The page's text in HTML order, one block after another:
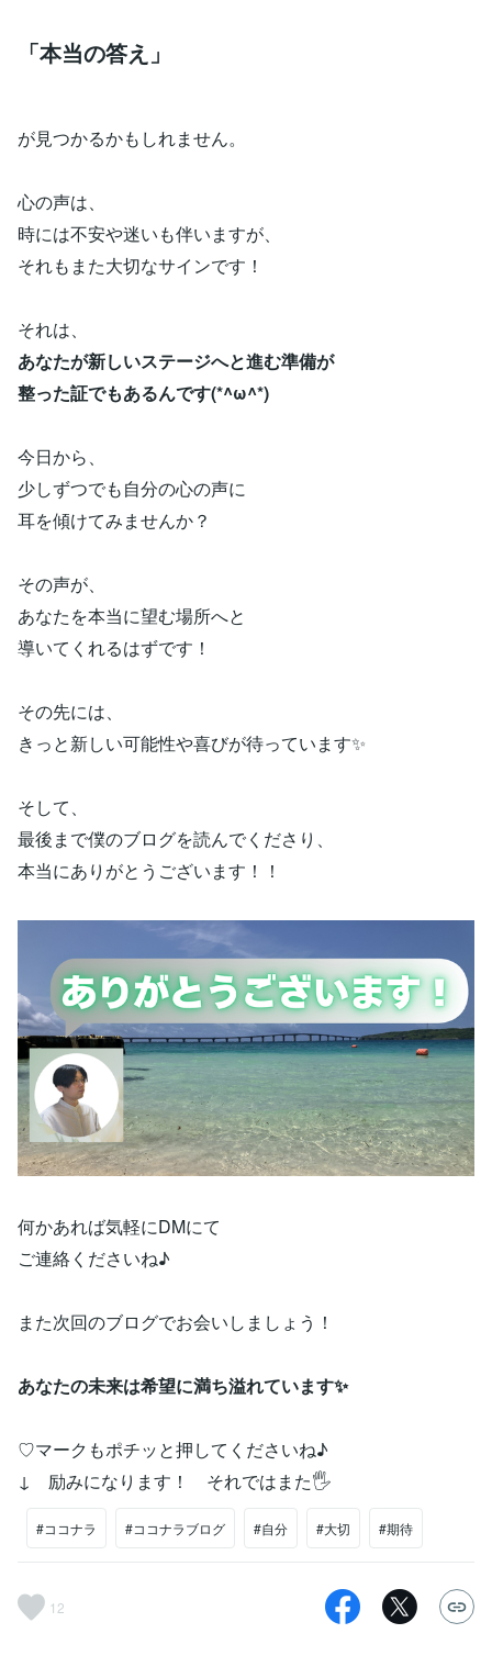
「本当の答え」
が見つかるかもしれません。
心の声は、
時には不安や迷いも伴いますが、
それもまた大切なサインです！
それは、
あなたが新しいステージへと進む準備が
整った証でもあるんです(*^ω^*)
今日から、
少しずつでも自分の心の声に
耳を傾けてみませんか？
その声が、
あなたを本当に望む場所へと
導いてくれるはずです！
その先には、
きっと新しい可能性や喜びが待っています✨
そして、
最後まで僕のブログを読んでくださり、
本当にありがとうございます！！
何かあれば気軽にDMにて
ご連絡くださいね♪
また次回のブログでお会いしましょう！
あなたの未来は希望に満ち溢れています✨
♡マークもポチッと押してくださいね♪
↓ 励みになります！ それではまた🖐️
#ココナラ #ココナラブログ #自分 #大切 #期待
12